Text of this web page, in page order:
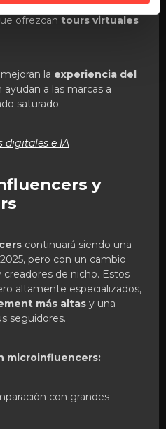
ofrezcan tours virtuales
la experiencia del
a las marcas a
saturado.
digitales e IA
y
continuará siendo una
pero con un cambio
de nicho. Estos
altamente especializados,
más altasy una
seguidores.
microinfluencers:
con grandes